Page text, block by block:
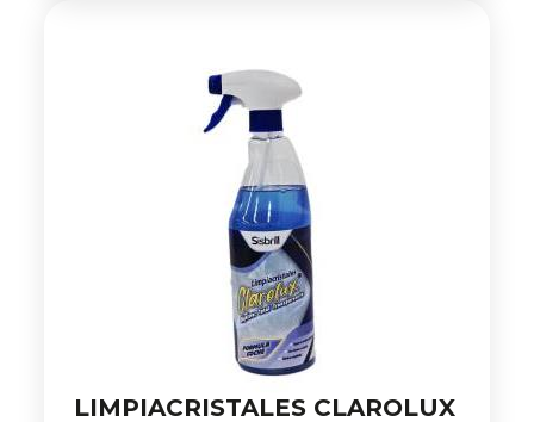
LIMPIACRISTALES CLAROLUX